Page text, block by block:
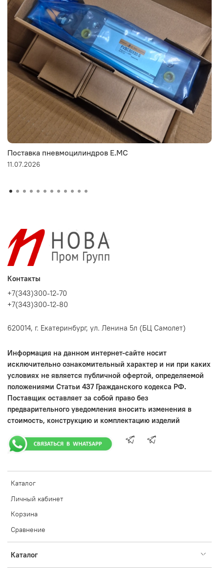
Поставка пневмоцилиндров E.MC
11.07.2026
Каталог
Личный кабинет
Корзина
Сравнение
Каталог
Контакты
+7(343)300-12-70
+7(343)300-12-80
620014, г. Екатеринбург, ул. Ленина 5л (БЦ Самолет)
Информация на данном интернет-сайте носит
исключительно ознакомительный характер и ни при каких
условиях не является публичной офертой, определяемой
положениями Статьи 437 Гражданского кодекса РФ.
Поставщик оставляет за собой право без
предварительного уведомления вносить изменения в
стоимость, конструкцию и комплектацию изделий